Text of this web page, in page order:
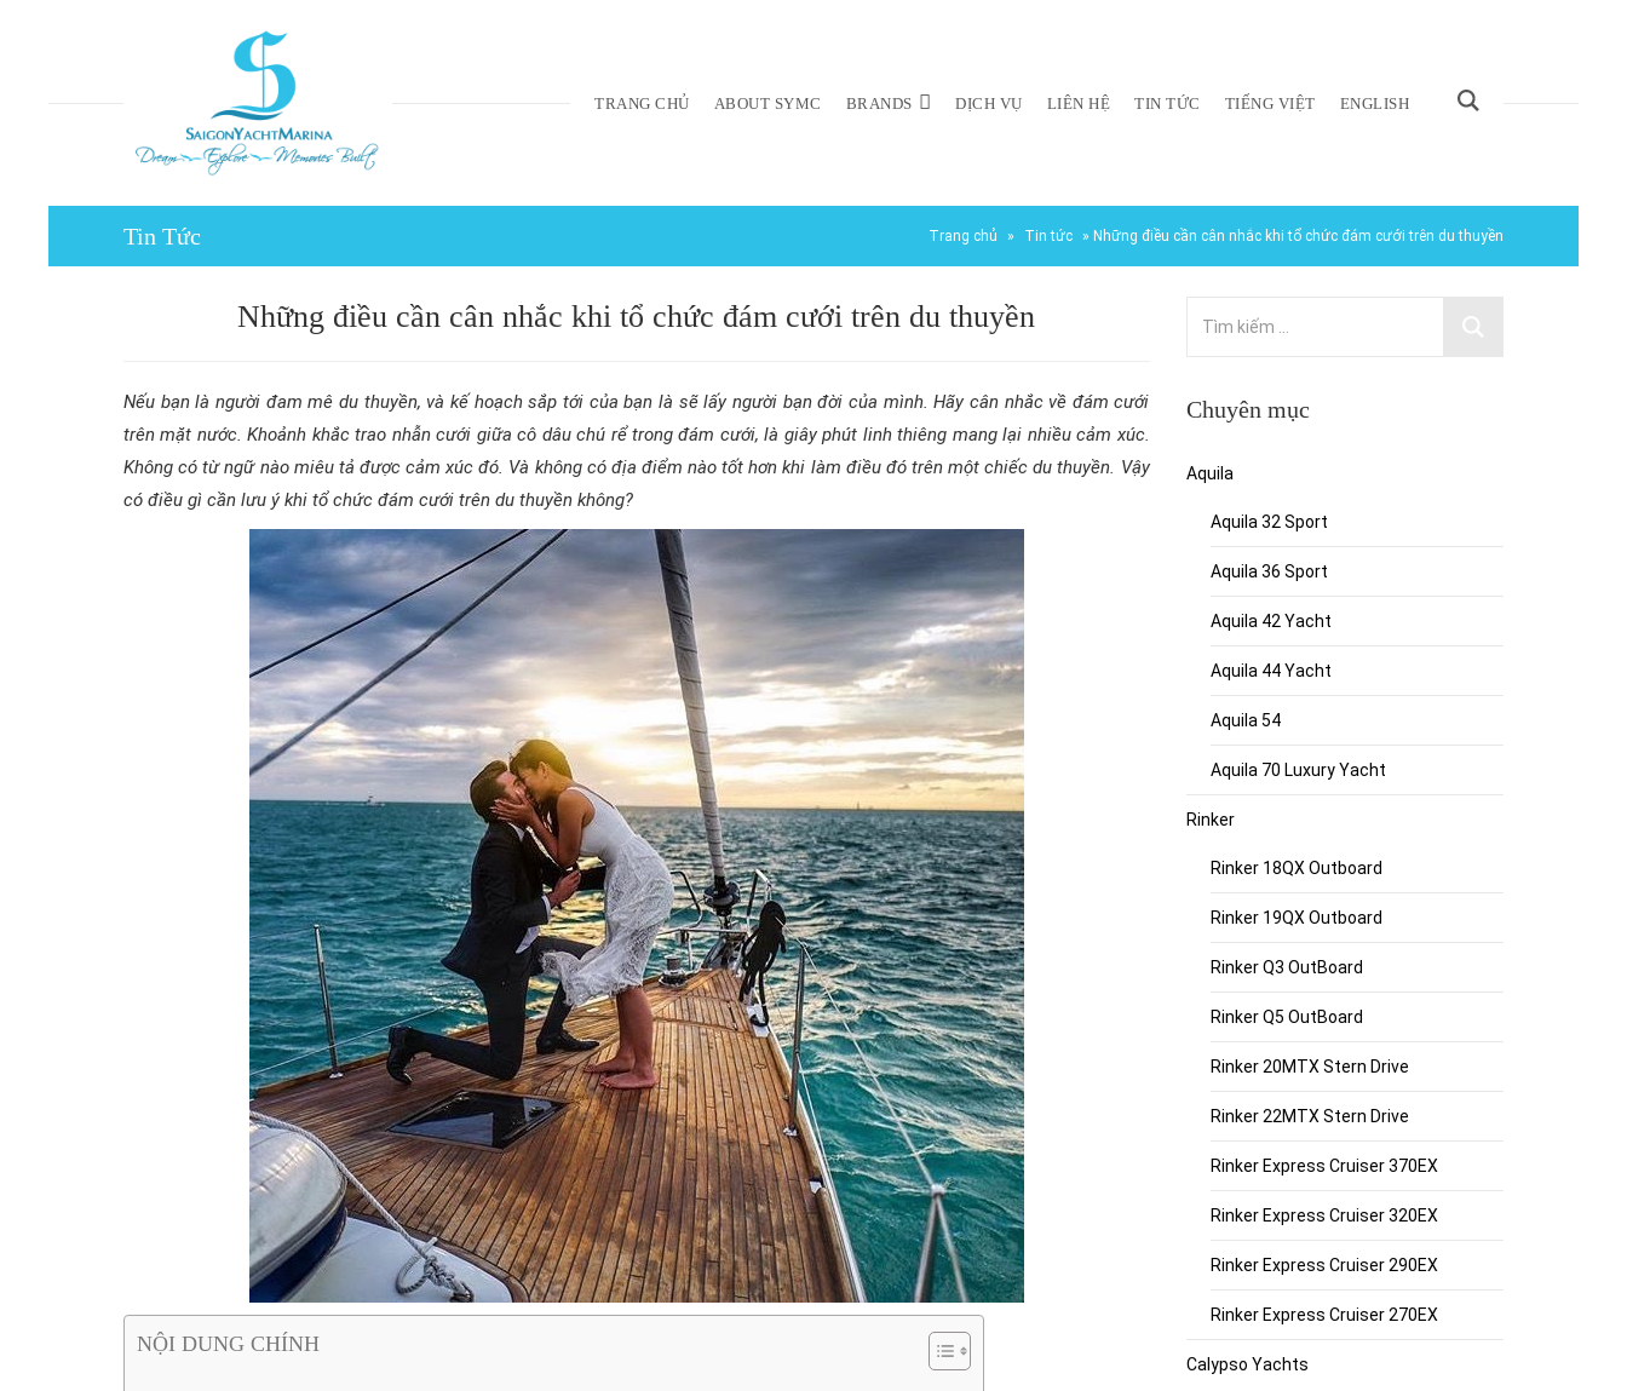
TRANG CHỦ ABOUT SYMC BRANDS DỊCH VỤ LIÊN HỆ TIN TỨC TIẾNG VIỆT ENGLISH
Tin Tức Trang chủ » Tin tức » Những điều cần cân nhắc khi tổ chức đám cưới trên du thuyền
Những điều cần cân nhắc khi tổ chức đám cưới trên du thuyền
Nếu bạn là người đam mê du thuyền, và kế hoạch sắp tới của bạn là sẽ lấy người bạn đời của mình. Hãy cân nhắc về đám cưới
trên mặt nước. Khoảnh khắc trao nhẫn cưới giữa cô dâu chú rể trong đám cưới, là giây phút linh thiêng mang lại nhiều cảm xúc.
Không có từ ngữ nào miêu tả được cảm xúc đó. Và không có địa điểm nào tốt hơn khi làm điều đó trên một chiếc du thuyền. Vậy
có điều gì cần lưu ý khi tổ chức đám cưới trên du thuyền không?
NỘI DUNG CHÍNH
Chuyên mục
Aquila
Aquila 32 Sport
Aquila 36 Sport
Aquila 42 Yacht
Aquila 44 Yacht
Aquila 54
Aquila 70 Luxury Yacht
Rinker
Rinker 18QX Outboard
Rinker 19QX Outboard
Rinker Q3 OutBoard
Rinker Q5 OutBoard
Rinker 20MTX Stern Drive
Rinker 22MTX Stern Drive
Rinker Express Cruiser 370EX
Rinker Express Cruiser 320EX
Rinker Express Cruiser 290EX
Rinker Express Cruiser 270EX
Calypso Yachts